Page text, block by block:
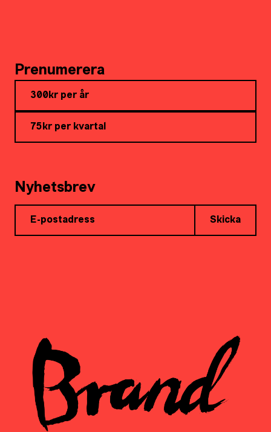
Prenumerera
300kr per år
75kr per kvartal
Nyhetsbrev
Skicka